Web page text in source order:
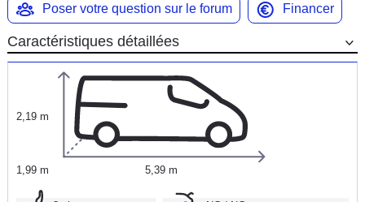
Poser votre question sur le forum Financer
Caractéristiques détaillées
2,19 m
1,99 m 5,39 m